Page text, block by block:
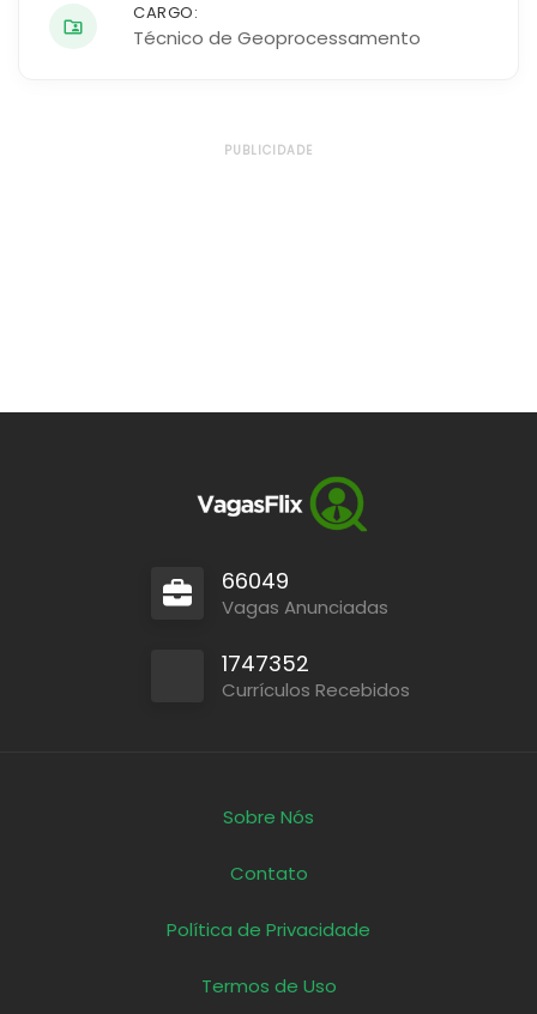
CARGO:
Técnico de Geoprocessamento
PUBLICIDADE
66049
Vagas Anunciadas
1747352
Currículos Recebidos
Sobre Nós
Contato
Política de Privacidade
Termos de Uso